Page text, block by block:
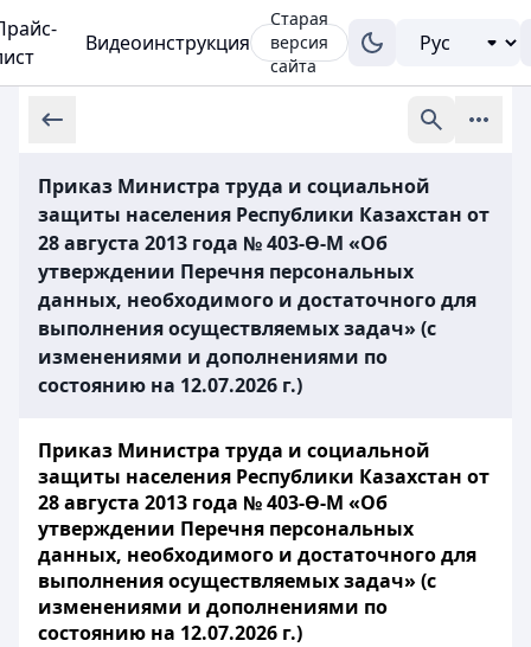
Видеоинструкция
Старая
версия
сайта
Приказ Министра труда и социальной
защиты населения Республики Казахстан от
28 августа 2013 года № 403-Ө-М «Об
утверждении Перечня персональных
данных, необходимого и достаточного для
выполнения осуществляемых задач» (с
изменениями и дополнениями по
состоянию на 12.07.2026 г.)
Приказ Министра труда и социальной
защиты населения Республики Казахстан от
28 августа 2013 года № 403-Ө-М «Об
утверждении Перечня персональных
данных, необходимого и достаточного для
выполнения осуществляемых задач» (с
изменениями и дополнениями по
состоянию на 12.07.2026 г.)